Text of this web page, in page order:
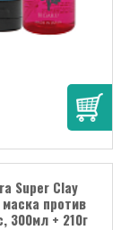
Super Clay
против
300мл + 210г